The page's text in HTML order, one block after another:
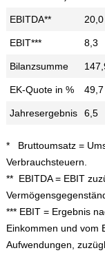
EBITDA** 20,0
EBIT*** 8,3
Bilanzsumme
EK-Quote in % 49,7
Jahresergebnis 6,5
* Bruttoumsatz =
Verbrauchsteuern.
** EBITDA = EBIT
*** EBIT = Ergebnis
Einkommen und vom
Aufwendungen,